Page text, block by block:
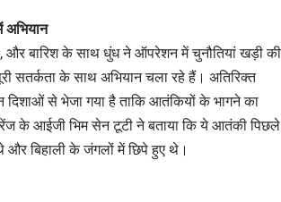
अभियान
और बारिश के साथ धुंध ने ऑपरेशन में चुनौतियां खड़ी की
सतर्कता के साथ अभियान चला रहे हैं। अतिरिक्त
दिशाओं से भेजा गया है ताकि आतंकियों के भागने का
रेंज के आईजी भिम सेन टूटी ने बताया कि ये आतंकी पिछले
और बिहाली के जंगलों में छिपे हुए थे।